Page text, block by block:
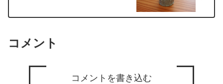
コメント
コメントを書き込む